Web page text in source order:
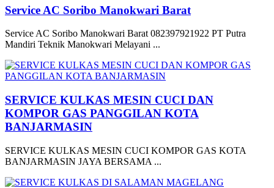
Service AC Soribo Manokwari Barat
Service AC Soribo Manokwari Barat 082397921922 PT Putra
Mandiri Teknik Manokwari Melayani ...
SERVICE KULKAS MESIN CUCI DAN
KOMPOR GAS PANGGILAN KOTA
BANJARMASIN
SERVICE KULKAS MESIN CUCI KOMPOR GAS KOTA
BANJARMASIN JAYA BERSAMA ...